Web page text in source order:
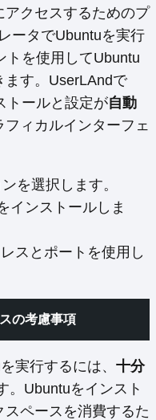
アクセスするためのプ
ータでUbuntuを実行
トを使用してUbuntu
ます。UserLAndで
トールと設定が自動
フィカルインターフェ
を選択します。
インストールしま
スとポートを使用し
の考慮事項
実行するには、 十分
。Ubuntuをインスト
ペースを消費するた